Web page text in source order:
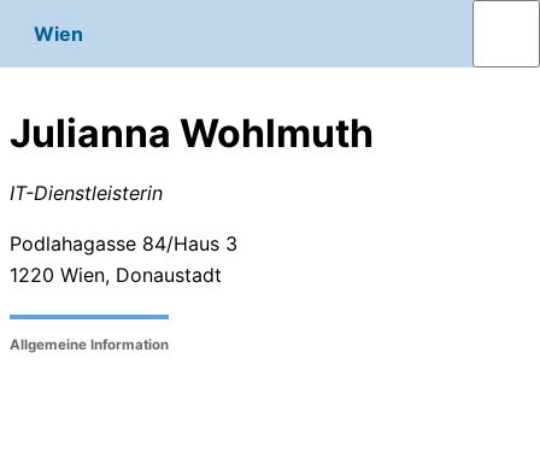
Wien
Julianna Wohlmuth
IT-Dienstleisterin
Podlahagasse 84/Haus 3
1220 Wien, Donaustadt
Allgemeine Information